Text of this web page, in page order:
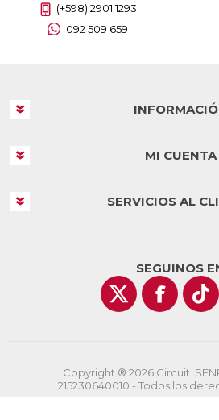
(+598) 2901 1293
092 509 659
MI CUENTA
SERVICIOS AL
SEGUINOS
Copyright ® 2026 Circuit.
215230640010 - Todos los